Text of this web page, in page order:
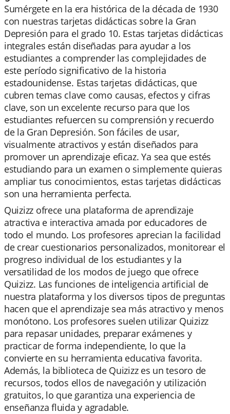
Sumérgete en la era histórica de la década de 1930
con nuestras tarjetas didácticas sobre la Gran
Depresión para el grado 10. Estas tarjetas didácticas
integrales están diseñadas para ayudar a los
estudiantes a comprender las complejidades de
este período significativo de la historia
estadounidense. Estas tarjetas didácticas, que
cubren temas clave como causas, efectos y cifras
clave, son un excelente recurso para que los
estudiantes refuercen su comprensión y recuerdo
de la Gran Depresión. Son fáciles de usar,
visualmente atractivos y están diseñados para
promover un aprendizaje eficaz. Ya sea que estés
estudiando para un examen o simplemente quieras
ampliar tus conocimientos, estas tarjetas didácticas
son una herramienta perfecta.
Quizizz ofrece una plataforma de aprendizaje
atractiva e interactiva amada por educadores de
todo el mundo. Los profesores aprecian la facilidad
de crear cuestionarios personalizados, monitorear el
progreso individual de los estudiantes y la
versatilidad de los modos de juego que ofrece
Quizizz. Las funciones de inteligencia artificial de
nuestra plataforma y los diversos tipos de preguntas
hacen que el aprendizaje sea más atractivo y menos
monótono. Los profesores suelen utilizar Quizizz
para repasar unidades, preparar exámenes y
practicar de forma independiente, lo que la
convierte en su herramienta educativa favorita.
Además, la biblioteca de Quizizz es un tesoro de
recursos, todos ellos de navegación y utilización
gratuitos, lo que garantiza una experiencia de
enseñanza fluida y agradable.